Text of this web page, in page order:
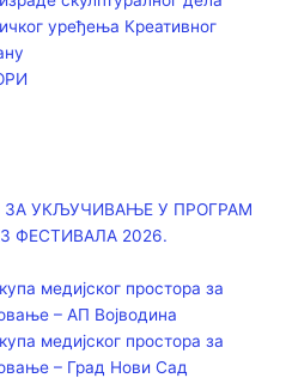
уређења Креативног
ЗА УКЉУЧИВАЊЕ У ПРОГРАМ
ФЕСТИВАЛА 2026.
медијског простора за
– АП Војводинa
медијског простора за
– Град Нови Сад